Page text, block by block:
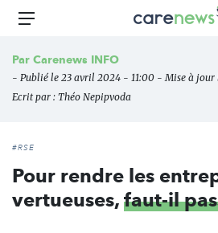
Aller
principal
Carenews,
des
Menu
Par Carenews INFO
- Publié le 23 avril 2024 - 11:00 - Mise à jour
Ecrit par : Théo Nepipvoda
#RSE
Pour rendre les
vertueuses, faut-il